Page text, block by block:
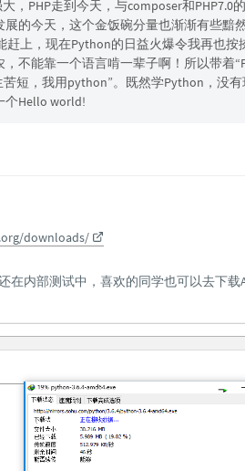
，PHP走到今天，与composer和PHP7.0
的今天，这个金饭碗分量也渐渐有些黯
赶上，现在Python的日益火爆令我再也按
不能靠一个语言啃一辈子啊！所以带着
短，我用python”。既然学Python，没
个Hello world!
downloads/
在内部测试中，喜欢的同学也可以去下载